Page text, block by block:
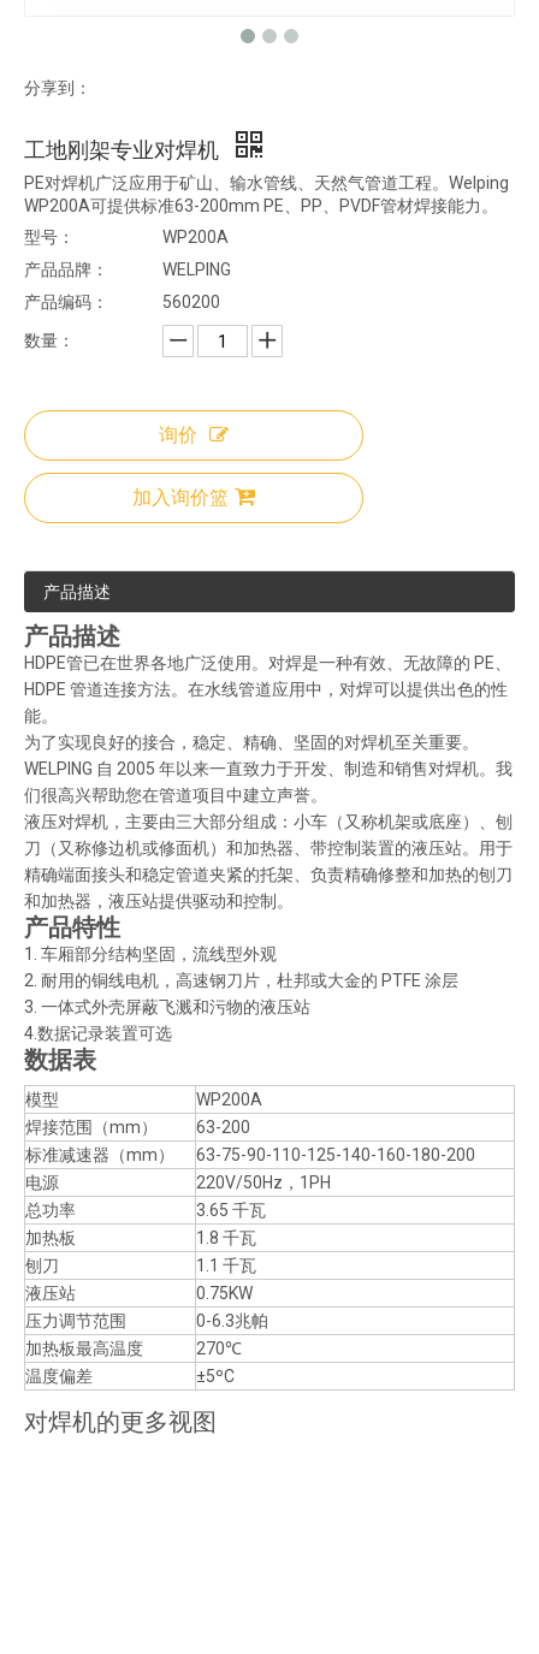
分享到：
工地刚架专业对焊机
PE对焊机广泛应用于矿山、输水管线、天然气管道工程。Welping
WP200A可提供标准63-200mm PE、PP、PVDF管材焊接能力。
型号：
WP200A
产品品牌：
WELPING
产品编码：
560200
数量：
询价
加入询价篮
产品描述
产品描述
HDPE管已在世界各地广泛使用。对焊是一种有效、无故障的 PE、
HDPE 管道连接方法。在水线管道应用中，对焊可以提供出色的性
能。
为了实现良好的接合，稳定、精确、坚固的对焊机至关重要。
WELPING 自 2005 年以来一直致力于开发、制造和销售对焊机。我
们很高兴帮助您在管道项目中建立声誉。
液压对焊机，主要由三大部分组成：小车（又称机架或底座）、刨
刀（又称修边机或修面机）和加热器、带控制装置的液压站。用于
精确端面接头和稳定管道夹紧的托架、负责精确修整和加热的刨刀
和加热器，液压站提供驱动和控制。
产品特性
1. 车厢部分结构坚固，流线型外观
2. 耐用的铜线电机，高速钢刀片，杜邦或大金的 PTFE 涂层
3. 一体式外壳屏蔽飞溅和污物的液压站
4.数据记录装置可选
数据表
模型
WP200A
焊接范围（mm）
63-200
标准减速器（mm）
63-75-90-110-125-140-160-180-200
电源
220V/50Hz，1PH
总功率
3.65 千瓦
加热板
1.8 千瓦
刨刀
1.1 千瓦
液压站
0.75KW
压力调节范围
0-6.3兆帕
加热板最高温度
270℃
温度偏差
±5ºC
对焊机的更多视图